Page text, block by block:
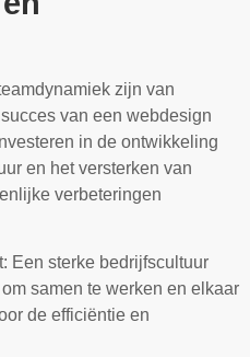
zijn van
van een webdesign
in de ontwikkeling
en het versterken van
verbeteringen
Een sterke bedrijfscultuur
samen te werken en elkaar
de efficiëntie en